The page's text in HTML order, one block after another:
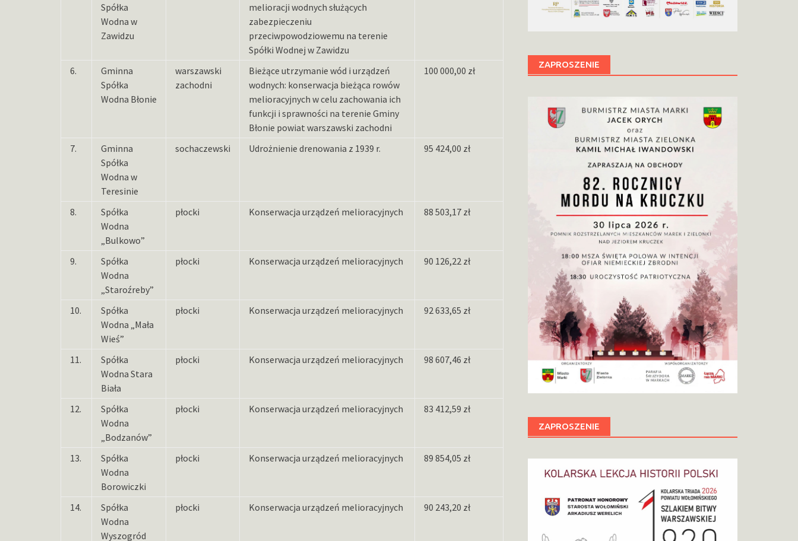
Spółka
Wodna w
Zawidzu
melioracji wodnych służących
zabezpieczeniu
przeciwpowodziowemu na terenie
Spółki Wodnej w Zawidzu
6.
Gminna
Spółka
Wodna Błonie
warszawski
zachodni
Bieżące utrzymanie wód i urządzeń
wodnych: konserwacja bieżąca rowów
melioracyjnych w celu zachowania ich
funkcji i sprawności na terenie Gminy
Błonie powiat warszawski zachodni
100 000,00 zł
7.
Gminna
Spółka
Wodna w
Teresinie
sochaczewski Udrożnienie drenowania z 1939 r. 95 424,00 zł
8.
Spółka
Wodna
„Bulkowo”
płocki Konserwacja urządzeń melioracyjnych 88 503,17 zł
9.
Spółka
Wodna
„Staroźreby”
płocki Konserwacja urządzeń melioracyjnych 90 126,22 zł
10.
Spółka
Wodna „Mała
Wieś”
płocki Konserwacja urządzeń melioracyjnych 92 633,65 zł
11.
Spółka
Wodna Stara
Biała
płocki Konserwacja urządzeń melioracyjnych 98 607,46 zł
12.
Spółka
Wodna
„Bodzanów”
płocki Konserwacja urządzeń melioracyjnych 83 412,59 zł
13.
Spółka
Wodna
Borowiczki
płocki Konserwacja urządzeń melioracyjnych 89 854,05 zł
14.
Spółka
Wodna
Wyszogród
płocki Konserwacja urządzeń melioracyjnych 90 243,20 zł
ZAPROSZENIE
ZAPROSZENIE